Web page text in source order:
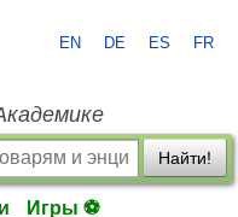
EN DE ES FR
Найти!
Игры ⚽